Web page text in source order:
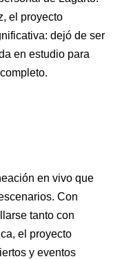
el proyecto
dejó de ser
en estudio para
en vivo que
Con
tanto con
el proyecto
y eventos